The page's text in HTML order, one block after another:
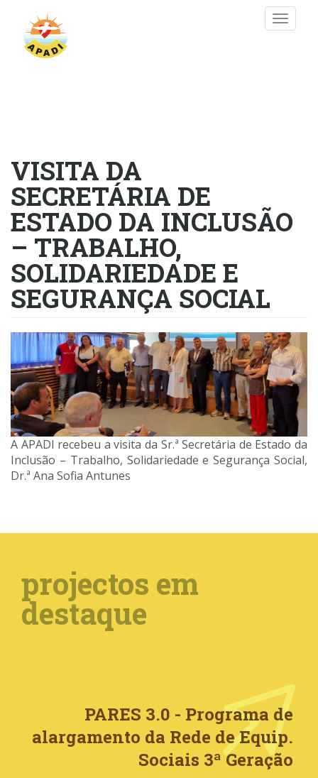
conteúdo
Toggle
VISITA DA
SECRETÁRIA DE
ESTADO DA INCLUSÃO
– TRABALHO,
SOLIDARIEDADE E
SEGURANÇA SOCIAL
A APADI recebeu a visita da Sr.ª Secretária de Estado da
Inclusão – Trabalho, Solidariedade e Segurança Social,
Dr.ª Ana Sofia Antunes
projectos em
destaque
PARES 3.0 - Programa de
alargamento da Rede de Equip.
Sociais 3ª Geração